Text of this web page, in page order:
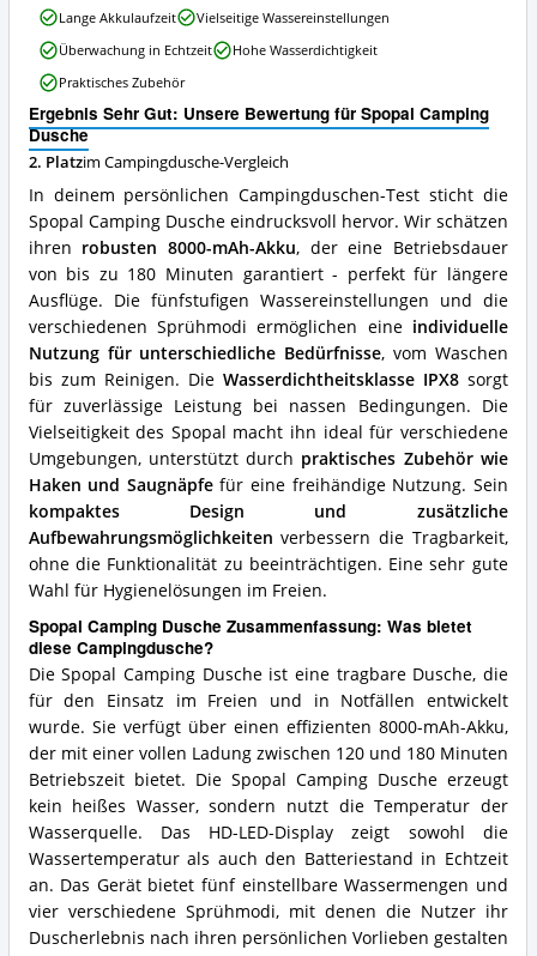
Ergebnis Sehr Gut: Unsere Bewertung für Spopal Camping
Dusche
2. Platzim Campingdusche-Vergleich
In deinem persönlichen Campingduschen-Test sticht die
Spopal Camping Dusche eindrucksvoll hervor. Wir schätzen
ihren robusten 8000-mAh-Akku, der eine Betriebsdauer
von bis zu 180 Minuten garantiert - perfekt für längere
Ausflüge. Die fünfstufigen Wassereinstellungen und die
verschiedenen Sprühmodi ermöglichen eine individuelle
Nutzung für unterschiedliche Bedürfnisse, vom Waschen
bis zum Reinigen. Die Wasserdichtheitsklasse IPX8sorgt
für zuverlässige Leistung bei nassen Bedingungen. Die
Vielseitigkeit des Spopal macht ihn ideal für verschiedene
Umgebungen, unterstützt durch praktisches Zubehör wie
Haken und Saugnäpfefür eine freihändige Nutzung. Sein
kompaktes Design und zusätzliche
Aufbewahrungsmöglichkeiten verbessern die Tragbarkeit,
ohne die Funktionalität zu beeinträchtigen. Eine sehr gute
Wahl für Hygienelösungen im Freien.
Spopal Camping Dusche Zusammenfassung: Was bietet
diese Campingdusche?
Die Spopal Camping Dusche ist eine tragbare Dusche, die
für den Einsatz im Freien und in Notfällen entwickelt
wurde. Sie verfügt über einen effizienten 8000-mAh-Akku,
der mit einer vollen Ladung zwischen 120 und 180 Minuten
Betriebszeit bietet. Die Spopal Camping Dusche erzeugt
kein heißes Wasser, sondern nutzt die Temperatur der
Wasserquelle. Das HD-LED-Display zeigt sowohl die
Wassertemperatur als auch den Batteriestand in Echtzeit
an. Das Gerät bietet fünf einstellbare Wassermengen und
vier verschiedene Sprühmodi, mit denen die Nutzer ihr
Duscherlebnis nach ihren persönlichen Vorlieben gestalten
Spopal
Camping
Dusche
Vorteile:
Was
spricht
für
diese
Campingdusche?
Lange Akkulaufzeit
Vielseitige Wassereinstellungen
Überwachung in Echtzeit
Hohe Wasserdichtigkeit
Praktisches Zubehör